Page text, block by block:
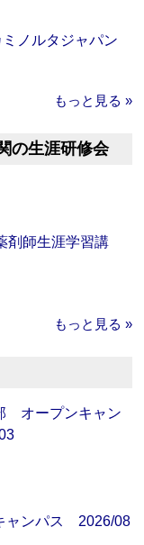
ノルタジャパン
もっと見る »
の生涯研修会
剤師生涯学習講
もっと見る »
オープンキャン
ャンパス 2026/08